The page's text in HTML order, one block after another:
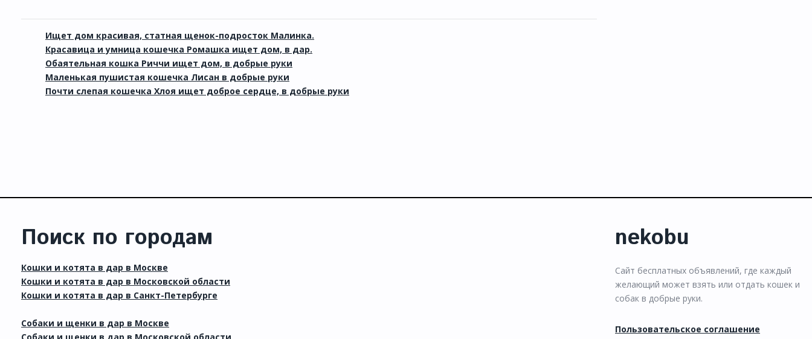
Ищет дом красивая, статная щенок-подросток Малинка.
Красавица и умница кошечка Ромашка ищет дом, в дар.
Обаятельная кошка Риччи ищет дом, в добрые руки
Маленькая пушистая кошечка Лисан в добрые руки
Почти слепая кошечка Хлоя ищет доброе сердце, в добрые руки
Поиск по городам
Кошки и котята в дар в Москве
Кошки и котята в дар в Московской области
Кошки и котята в дар в Санкт-Петербурге
Собаки и щенки в дар в Москве
nekobu
Сайт бесплатных объявлений, где каждый
желающий может взять или отдать кошек и
собак в добрые руки.
Пользовательское соглашение